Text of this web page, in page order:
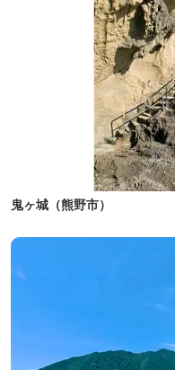
鬼ヶ城（熊野市）